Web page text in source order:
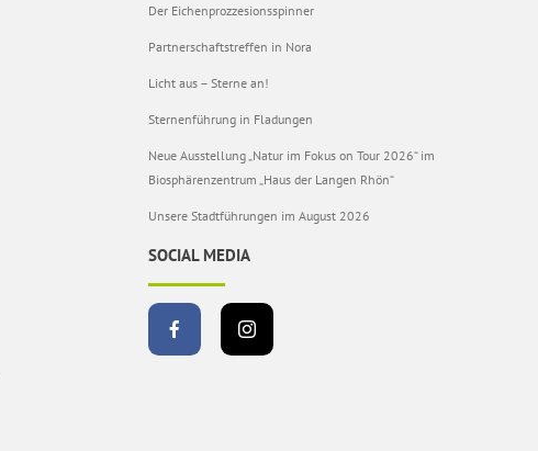
Der Eichenprozzesionsspinner
Partnerschaftstreffen in Nora
Licht aus – Sterne an!
Sternenführung in Fladungen
Neue Ausstellung „Natur im Fokus on Tour 2026“ im
Biosphärenzentrum „Haus der Langen Rhön“
Unsere Stadtführungen im August 2026
SOCIAL MEDIA